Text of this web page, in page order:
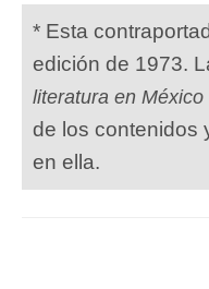
* Esta
edición de 1973.
literatura en México
de los contenidos
en ella.